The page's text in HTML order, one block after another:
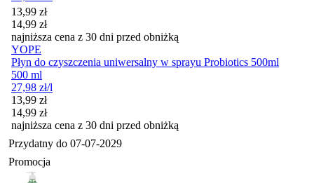
Cena promocyjna
13,99 zł
14,99 zł
najniższa cena z 30 dni przed obniżką
YOPE
Płyn do czyszczenia uniwersalny w sprayu Probiotics 500ml
500 ml
27,98 zł/l
Cena promocyjna
13,99 zł
14,99 zł
najniższa cena z 30 dni przed obniżką
Przydatny do 07-07-2029
Promocja